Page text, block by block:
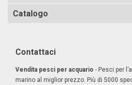
Catalogo
Contattaci
Vendita pesci per acquario - Pesci per
marino al miglior prezzo. Più di 5000